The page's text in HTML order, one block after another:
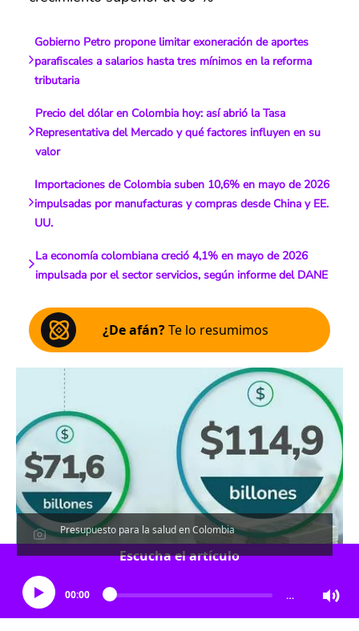
Gobierno Petro propone limitar exoneración de aportes
parafiscales a salarios hasta tres mínimos en la reforma
tributaria
Precio del dólar en Colombia hoy: así abrió la Tasa
Representativa del Mercado y qué factores influyen en su
valor
Importaciones de Colombia suben 10,6% en mayo de 2026
impulsadas por manufacturas y compras desde China y EE.
UU.
La economía colombiana creció 4,1% en mayo de 2026
impulsada por el sector servicios, según informe del DANE
¿De afán?Te lo resumimos
Presupuesto para la salud en Colombia
Escucha el artículo
00:00 …